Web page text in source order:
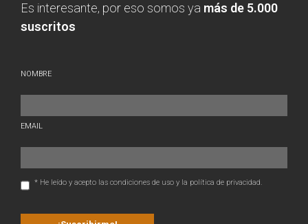
Es interesante, por eso somos ya más de 5.000
suscritos
NOMBRE
EMAIL
* He leído y acepto las condiciones de uso y la política de privacidad.